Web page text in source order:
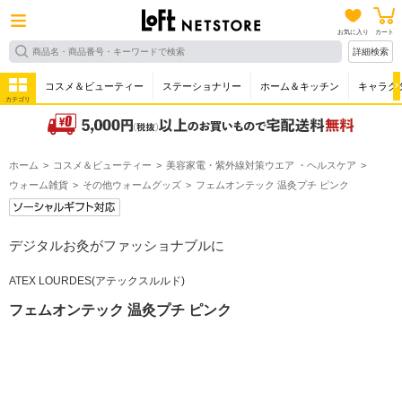
お気に入り カート
詳細検索
カテゴリ
コスメ＆ビューティー ステーショナリー ホーム＆キッチン キャラク
ホーム コスメ＆ビューティー
美容家電・紫外線対策ウエア ・ヘルスケア
ウォーム雑貨
その他ウォームグッズ フェムオンテック 温灸プチ ピンク
デジタルお灸がファッショナブルに
ATEX LOURDES(アテックスルルド)
フェムオンテック 温灸プチ ピンク